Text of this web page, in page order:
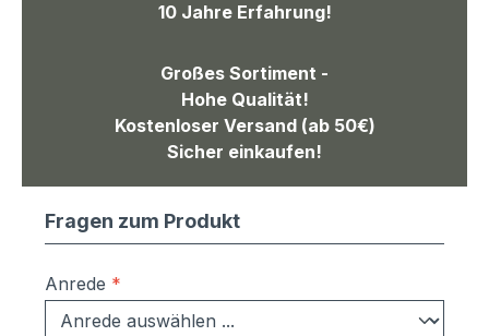
10 Jahre Erfahrung!
Großes Sortiment -
Hohe Qualität!
Kostenloser Versand (ab 50€)
Sicher einkaufen!
Fragen zum Produkt
Anrede *